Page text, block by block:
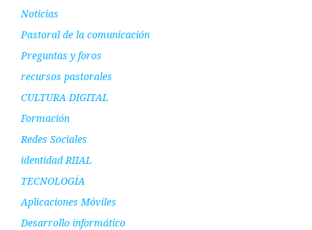
Noticias
Pastoral de la comunicación
Preguntas y foros
recursos pastorales
CULTURA DIGITAL
Formación
Redes Sociales
identidad RIIAL
TECNOLOGÍA
Aplicaciones Móviles
Desarrollo informático